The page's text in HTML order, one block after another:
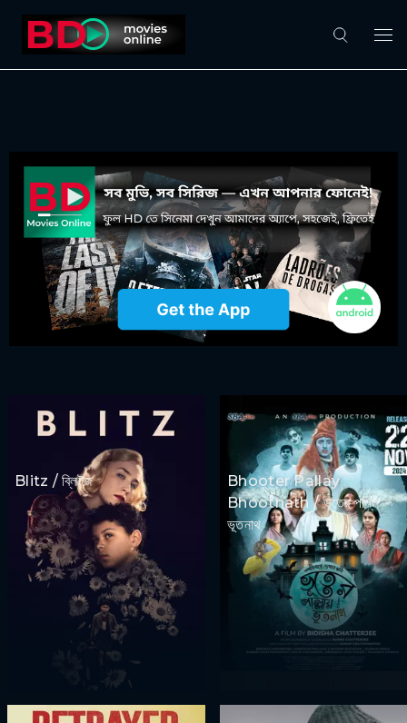
Blitz / ব্লিটজ
Bhooter Pallay
Bhootnath / ভূতের পল্লি
ভূতনাথ